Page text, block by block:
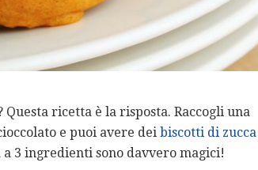
ricetta è la risposta. Raccogli una
e puoi avere dei biscotti di zucca
3 ingredienti sono davvero magici!